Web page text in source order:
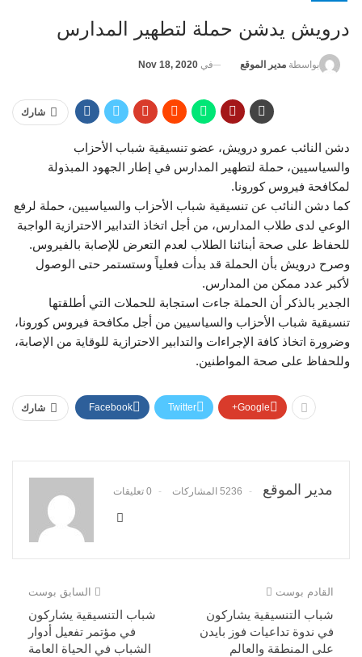
درويش يدشن حملة لتطهير المدارس
بواسطة مدير الموقع في Nov 18, 2020
شارك
دشن النائب عمرو درويش، عضو تنسيقية شباب الأحزاب
والسياسيين، حملة لتطهير المدارس في إطار الجهود المبذولة
لمكافحة فيروس كورونا.
كما دشن النائب عن تنسيقية شباب الأحزاب والسياسيين، حملة لرفع
الوعي لدى طلاب المدارس، من أجل اتخاذ التدابير الاحترازية الواجبة
للحفاظ على صحة أبنائنا الطلاب لعدم التعرض للإصابة بالفيروس.
وصرح درويش بأن الحملة قد بدأت فعلياً وستستمر حتى الوصول
لأكبر عدد ممكن من المدارس.
الجدير بالذكر أن الحملة جاءت استجابة للحملات التي أطلقتها
تنسيقية شباب الأحزاب والسياسيين من أجل مكافحة فيروس كورونا،
وضرورة اتخاذ كافة الإجراءات والتدابير الاحترازية للوقاية من الإصابة،
وللحفاظ على صحة المواطنين.
شارك Facebook Twitter Google+
مدير الموقع 5236 المشاركات 0 تعليقات
السابق بوست
شباب التنسيقية يشاركون
في مؤتمر تفعيل أدوار
الشباب في الحياة العامة
القادم بوست
شباب التنسيقية يشاركون
في ندوة تداعيات فوز بايدن
على المنطقة والعالم